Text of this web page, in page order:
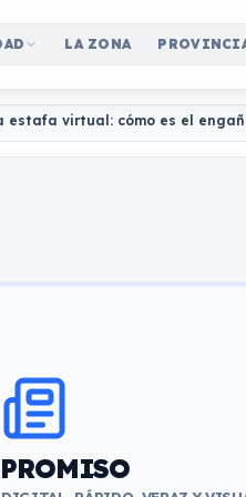
LA ZONA
estafa virtual: cómo es el